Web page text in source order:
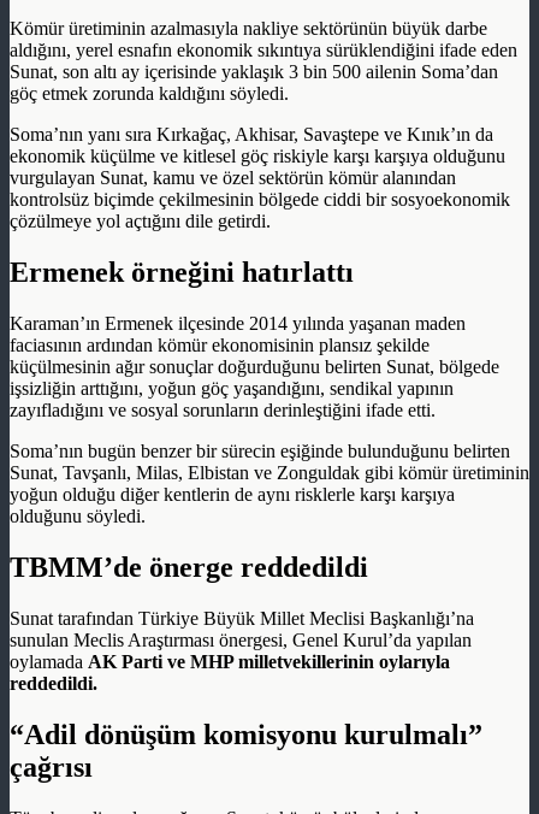
Kömür üretiminin azalmasıyla nakliye sektörünün büyük darbe
aldığını, yerel esnafın ekonomik sıkıntıya sürüklendiğini ifade eden
Sunat, son altı ay içerisinde yaklaşık 3 bin 500 ailenin Soma’dan
göç etmek zorunda kaldığını söyledi.
Soma’nın yanı sıra Kırkağaç, Akhisar, Savaştepe ve Kınık’ın da
ekonomik küçülme ve kitlesel göç riskiyle karşı karşıya olduğunu
vurgulayan Sunat, kamu ve özel sektörün kömür alanından
kontrolsüz biçimde çekilmesinin bölgede ciddi bir sosyoekonomik
çözülmeye yol açtığını dile getirdi.
Ermenek örneğini hatırlattı
Karaman’ın Ermenek ilçesinde 2014 yılında yaşanan maden
faciasının ardından kömür ekonomisinin plansız şekilde
küçülmesinin ağır sonuçlar doğurduğunu belirten Sunat, bölgede
işsizliğin arttığını, yoğun göç yaşandığını, sendikal yapının
zayıfladığını ve sosyal sorunların derinleştiğini ifade etti.
Soma’nın bugün benzer bir sürecin eşiğinde bulunduğunu belirten
Sunat, Tavşanlı, Milas, Elbistan ve Zonguldak gibi kömür üretiminin
yoğun olduğu diğer kentlerin de aynı risklerle karşı karşıya
olduğunu söyledi.
TBMM’de önerge reddedildi
Sunat tarafından Türkiye Büyük Millet Meclisi Başkanlığı’na
sunulan Meclis Araştırması önergesi, Genel Kurul’da yapılan
oylamada AK Parti ve MHP milletvekillerinin oylarıyla
reddedildi.
“Adil dönüşüm komisyonu kurulmalı”
çağrısı